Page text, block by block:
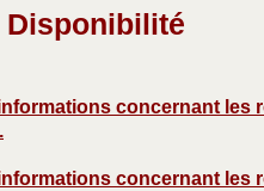
Disponibilité
concernant les
.
concernant les